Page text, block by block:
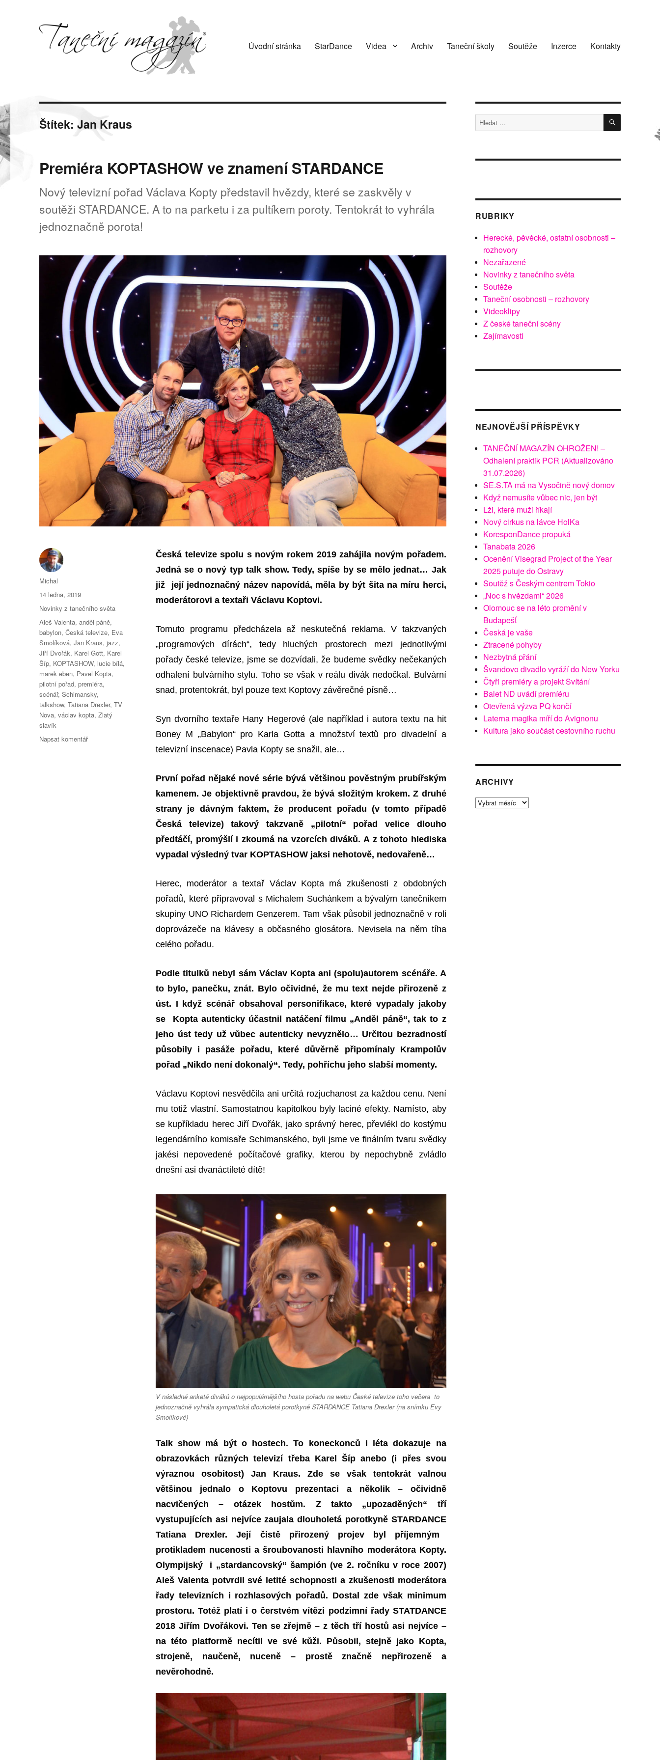
Úvodní stránka StarDance Videa Archiv Taneční školy Soutěže Inzerce Kontakty
Štítek:Jan Kraus
Premiéra KOPTASHOW ve znamení STARDANCE
Nový televizní pořad Václava Kopty představil hvězdy, které se zaskvěly v
soutěži STARDANCE. A to na parketu i za pultíkem poroty. Tentokrát to vyhrála
jednoznačně porota!
Česká televize spolu s novým rokem 2019 zahájila novým pořadem.
Jedná se o nový typtalk show.Tedy, spíše by se mělo jednat… Jak
již její jednoznačný název napovídá, měla by být šita na míru herci,
moderátorovi a textaři Václavu Koptovi.
Tomuto programu předcházela až neskutečná reklama. V takzvaných
„programových dírách“, tedy hluchých prostorech mezi jednotlivými
pořady české televize, jsme se dozvídali, že budeme svědky nečekaných
odhalení bulvárního stylu. Toho se však v reálu divák nedočkal. Bulvární
snad, protentokrát, byl pouze text Koptovy závěrečné písně…
Syn dvorního textaře Hany Hegerové (ale například i autora textu na hit
Boney M „Babylon“ pro Karla Gotta a množství textů pro divadelní a
televizní inscenace) Pavla Kopty se snažil, ale…
První pořad nějaké nové série bývá většinou pověstným prubířským
kamenem. Je objektivně pravdou, že bývá složitým krokem. Z druhé
strany je dávným faktem, že producent pořadu (v tomto případě
Česká televize) takový takzvaně „pilotní“ pořad velice dlouho
předtáčí, promýšlí i zkoumá na vzorcích diváků. A z tohoto hlediska
vypadal výsledný tvar KOPTASHOWjaksi nehotově, nedovařeně…
Herec, moderátor a textař Václav Kopta má zkušenosti z obdobných
pořadů, které připravoval s Michalem Suchánkem a bývalým tanečníkem
skupiny UNO Richardem Genzerem. Tam však působil jednoznačně v roli
doprovázeče na klávesy a občasného glosátora. Nevisela na něm tíha
celého pořadu.
Podle titulků nebyl sám Václav Kopta ani (spolu)autorem scénáře. A
to bylo, panečku, znát. Bylo očividné, že mu text nejde přirozeně z
úst. I když scénář obsahoval personifikace, které vypadaly jakoby
se Kopta autenticky účastnil natáčení filmu „Anděl páně“, tak to z
jeho úst tedy už vůbec autenticky nevyznělo… Určitou bezradností
působily i pasáže pořadu, které důvěrně připomínaly Krampolův
pořad „Nikdo není dokonalý“. Tedy, pohříchu jeho slabší momenty.
Václavu Koptovi nesvědčila ani určitá rozjuchanost za každou cenu. Není
mu totiž vlastní. Samostatnou kapitolkou byly laciné efekty. Namísto, aby
se kupříkladu herec Jiří Dvořák, jako správný herec, převlékl do kostýmu
legendárního komisaře Schimanského, byli jsme ve finálním tvaru svědky
jakési nepovedené počítačové grafiky, kterou by nepochybně zvládlo
dnešní asi dvanáctileté dítě!
V následné anketě diváků o nejpopulárnějšího hosta pořadu na webu České televize toho večera to
jednoznačně vyhrála sympatická dlouholetá porotkyně STARDANCE Tatiana Drexler (na snímku Evy
Smolíkové)
Talk show má být o hostech. To koneckonců i léta dokazuje na
obrazovkách různých televizí třeba Karel Šíp anebo (i přes svou
výraznou osobitost) Jan Kraus. Zde se však tentokrát valnou
většinou jednalo o Koptovu prezentaci a několik – očividně
nacvičených – otázek hostům. Z takto „upozaděných“ tří
vystupujících asi nejvíce zaujaladlouholetá porotkyně STARDANCE
Tatiana Drexler. Její čistě přirozený projev byl příjemným
protikladem nucenosti a šroubovanosti hlavního moderátora Kopty.
Olympijský i „stardancovský“ šampión (ve 2. ročníku v roce 2007)
Aleš Valenta potvrdilsvé letité schopnosti a zkušenosti moderátora
řady televizních i rozhlasových pořadů. Dostal zde však minimum
prostoru. Totéž platí i o čerstvém vítězi podzimní řady STATDANCE
2018 Jiřím Dvořákovi. Ten se zřejmě – z těch tří hostů asi nejvíce –
na této platformě necítil ve své kůži. Působil, stejně jako Kopta,
strojeně, naučeně, nuceně – prostě značně nepřirozeně a
nevěrohodně.
Autor:
Michal
Publikováno:
14 ledna, 2019
Rubriky:
Novinky z tanečního světa
Štítky:
Aleš Valenta,anděl páně,
babylon,Česká televize, Eva
Smolíková,Jan Kraus,jazz,
Jiří Dvořák, Karel Gott, Karel
Šíp, KOPTASHOW, lucie bílá,
marek eben, Pavel Kopta,
pilotní pořad,premiéra,
scénář,Schimansky,
talkshow,Tatiana Drexler,TV
Nova,václav kopta,Zlatý
slavík
Napsat komentářpro
Hledat: HLEDÁNÍ
RUBRIKY
Herecké, pěvěcké, ostatní osobnosti –
rozhovory
Nezařazené
Novinky z tanečního světa
Soutěže
Taneční osobnosti – rozhovory
Videoklipy
Z české taneční scény
Zajímavosti
NEJNOVĚJŠÍ PŘÍSPĚVKY
TANEČNÍ MAGAZÍN OHROŽEN! –
Odhalení praktik PCR (Aktualizováno
31.07.2026)
SE.S.TA má na Vysočině nový domov
Když nemusíte vůbec nic, jen být
Lži, které muži říkají
Nový cirkus na lávce HolKa
KoresponDance propuká
Tanabata 2026
Ocenění Visegrad Project of the Year
2025 putuje do Ostravy
Soutěž s Českým centrem Tokio
„Noc s hvězdami“ 2026
Olomouc se na léto promění v
Budapešť
Česká je vaše
Ztracené pohyby
Nezbytná přání
Švandovo divadlo vyráží do New Yorku
Čtyři premiéry a projekt Svítání
Balet ND uvádí premíéru
Otevřená výzva PQ končí
Laterna magika míří do Avignonu
Kultura jako součást cestovního ruchu
ARCHIVY
Archivy